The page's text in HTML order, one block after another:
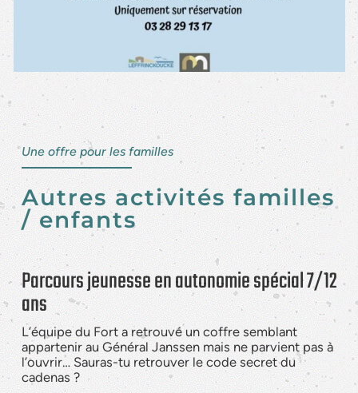
Une offre pour les familles
Autres activités familles
/ enfants
Parcours jeunesse en autonomie spécial 7/12
ans
L’équipe du Fort a retrouvé un coffre semblant
appartenir au Général Janssen mais ne parvient pas à
l’ouvrir… Sauras-tu retrouver le code secret du
cadenas ?